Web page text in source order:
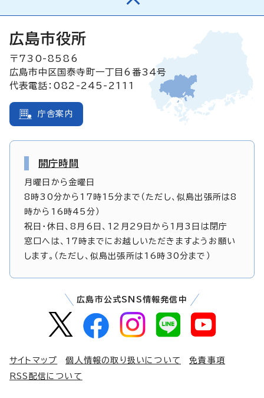
広島市役所
〒730-8586
広島市中区国泰寺町一丁目6番34号
代表電話：082-245-2111
庁舎案内
開庁時間
月曜日から金曜日
8時30分から17時15分まで（ただし、似島出張所は8
時から16時45分）
祝日・休日、8月6日、12月29日から1月3日は閉庁
窓口へは、17時までにお越しいただきますようお願い
します。（ただし、似島出張所は16時30分まで）
広島市公式SNS情報発信中
サイトマップ 個人情報の取り扱いについて
免責事項
RSS配信について